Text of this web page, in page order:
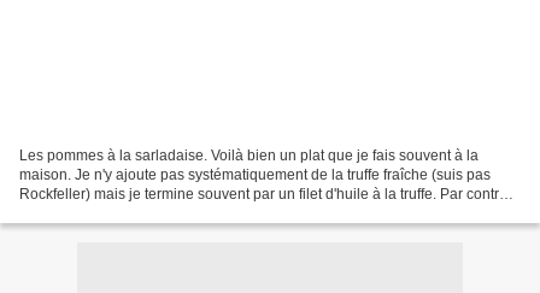
Les pommes à la sarladaise. Voilà bien un plat que je fais souvent à la
maison. Je n'y ajoute pas systématiquement de la truffe fraîche (suis pas
Rockfeller) mais je termine souvent par un filet d'huile à la truffe. Par contre,